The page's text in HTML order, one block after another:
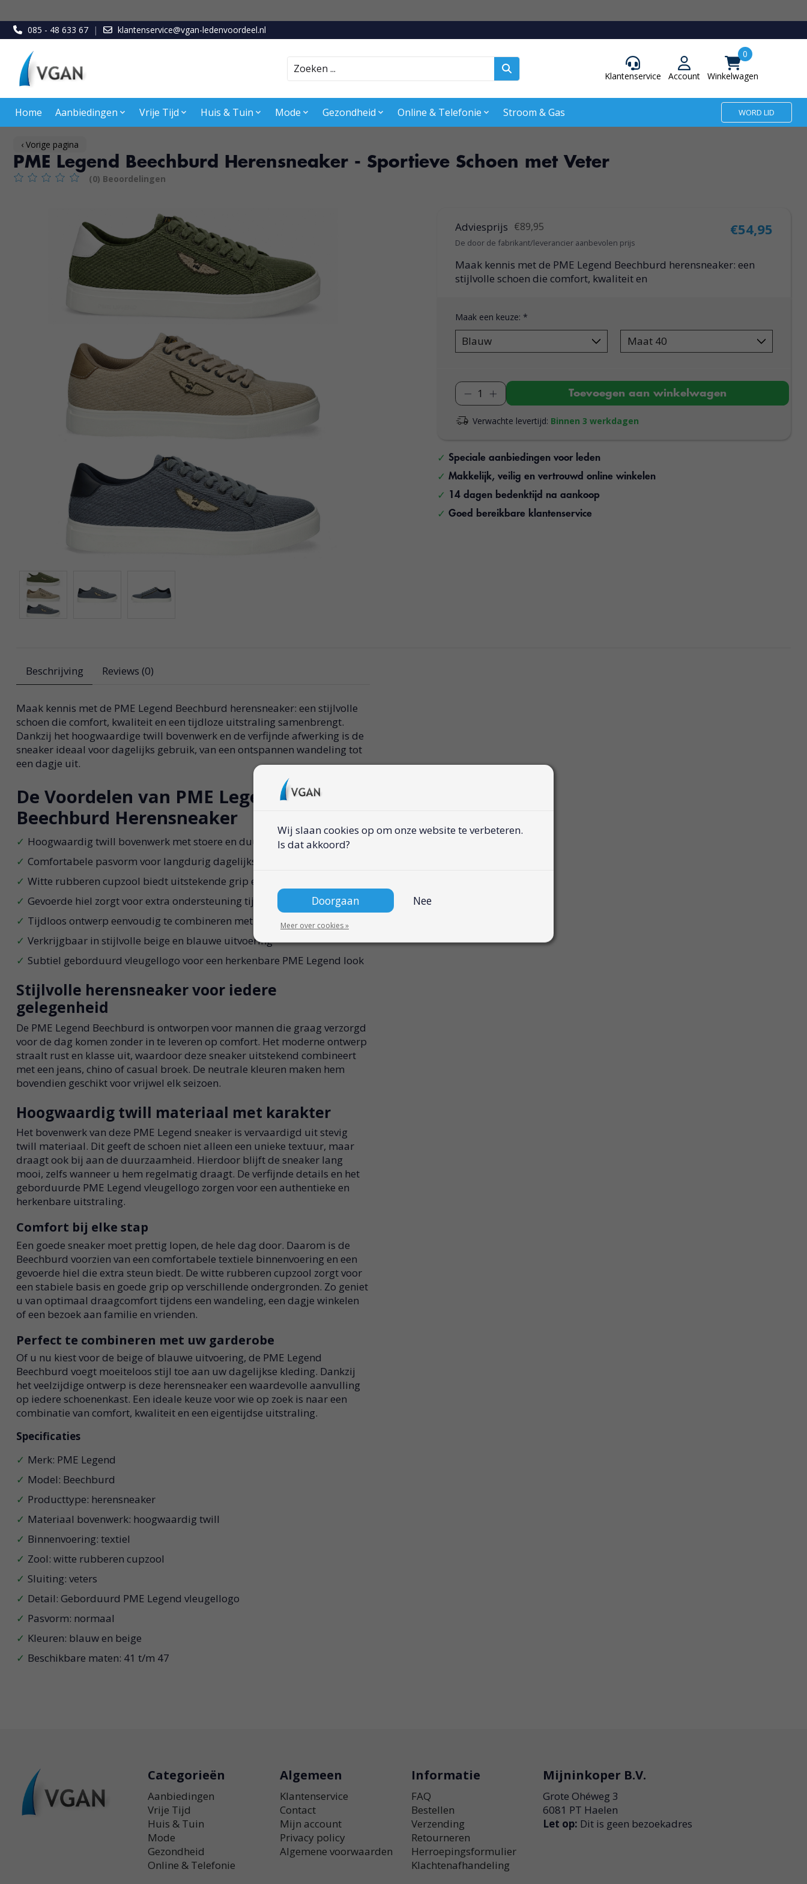
085 - 48 633 67 | klantenservice@vgan-ledenvoordeel.nl
Zoeken
Klantenservice Account Winkelwagen
Home Aanbiedingen Vrije Tijd Huis & Tuin Mode Gezondheid Online & Telefonie Stroom & Gas WORD LID
‹ Vorige pagina
PME Legend Beechburd Herensneaker - Sportieve Schoen met Veter
De beoordeling van dit product is0van de 5
(0) Beoordelingen
Adviesprijs €89,95
De door de fabrikant/leverancier aanbevolen prijs
€54,95
Maak kennis met de PME Legend Beechburd herensneaker: een
stijlvolle schoen die comfort, kwaliteit en
Maak een keuze: *
Toevoegen aan winkelwagen
Verwachte levertijd: Binnen 3 werkdagen
Speciale aanbiedingen voor leden
Makkelijk, veilig en vertrouwd online winkelen
14 dagen bedenktijd na aankoop
Goed bereikbare klantenservice
Beschrijving Reviews (0)
Maak kennis met de PME Legend Beechburd herensneaker: een stijlvolle
schoen die comfort, kwaliteit en een tijdloze uitstraling samenbrengt.
Dankzij het hoogwaardige twill bovenwerk en de verfijnde afwerking is de
sneaker ideaal voor dagelijks gebruik, van een ontspannen wandeling tot
een dagje uit.
De Voordelen van PME Legend
Beechburd Herensneaker
Hoogwaardig twill bovenwerk met stoere en duurzame uitstraling
Comfortabele pasvorm voor langdurig dagelijks draagplezier
Witte rubberen cupzool biedt uitstekende grip en stabiliteit
Gevoerde hiel zorgt voor extra ondersteuning tijdens het lopen
Tijdloos ontwerp eenvoudig te combineren met diverse outfits
Verkrijgbaar in stijlvolle beige en blauwe uitvoering
Subtiel geborduurd vleugellogo voor een herkenbare PME Legend look
Stijlvolle herensneaker voor iedere
gelegenheid
De PME Legend Beechburd is ontworpen voor mannen die graag verzorgd
voor de dag komen zonder in te leveren op comfort. Het moderne ontwerp
straalt rust en klasse uit, waardoor deze sneaker uitstekend combineert
met een jeans, chino of casual broek. De neutrale kleuren maken hem
bovendien geschikt voor vrijwel elk seizoen.
Hoogwaardig twill materiaal met karakter
Het bovenwerk van deze PME Legend sneaker is vervaardigd uit stevig
twill materiaal. Dit geeft de schoen niet alleen een unieke textuur, maar
draagt ook bij aan de duurzaamheid. Hierdoor blijft de sneaker lang
mooi, zelfs wanneer u hem regelmatig draagt. De verfijnde details en het
geborduurde PME Legend vleugellogo zorgen voor een authentieke en
herkenbare uitstraling.
Comfort bij elke stap
Een goede sneaker moet prettig lopen, de hele dag door. Daarom is de
Beechburd voorzien van een comfortabele textiele binnenvoering en een
gevoerde hiel die extra steun biedt. De witte rubberen cupzool zorgt voor
een stabiele basis en goede grip op verschillende ondergronden. Zo geniet
u van optimaal draagcomfort tijdens een wandeling, een dagje winkelen
of een bezoek aan familie en vrienden.
Perfect te combineren met uw garderobe
Of u nu kiest voor de beige of blauwe uitvoering, de PME Legend
Beechburd voegt moeiteloos stijl toe aan uw dagelijkse kleding. Dankzij
het veelzijdige ontwerp is deze herensneaker een waardevolle aanvulling
op iedere schoenenkast. Een ideale keuze voor wie op zoek is naar een
combinatie van comfort, kwaliteit en een eigentijdse uitstraling.
Specificaties
Merk: PME Legend
Model: Beechburd
Producttype: herensneaker
Materiaal bovenwerk: hoogwaardig twill
Binnenvoering: textiel
Zool: witte rubberen cupzool
Sluiting: veters
Detail: Geborduurd PME Legend vleugellogo
Pasvorm: normaal
Kleuren: blauw en beige
Beschikbare maten: 41 t/m 47
Categorieën
Aanbiedingen
Vrije Tijd
Huis & Tuin
Mode
Gezondheid
Online & Telefonie
Algemeen
Klantenservice
Contact
Mijn account
Privacy policy
Algemene voorwaarden
Informatie
FAQ
Bestellen
Verzending
Retourneren
Herroepingsformulier
Klachtenafhandeling
Mijninkoper B.V.
Grote Ohéweg 3
6081 PT Haelen
Let op: Dit is geen bezoekadres
Wij slaan cookies op om onze website te verbeteren.
Is dat akkoord?
Doorgaan Nee
Meer over cookies »